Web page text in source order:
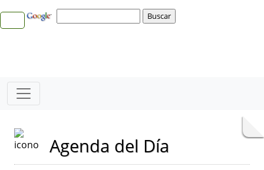
Agenda del Día